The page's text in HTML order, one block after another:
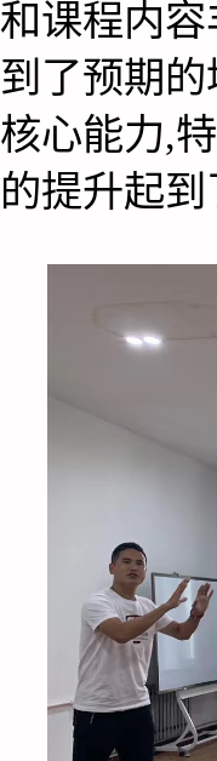
和课程内
到了预期
核心能力,
的提升起